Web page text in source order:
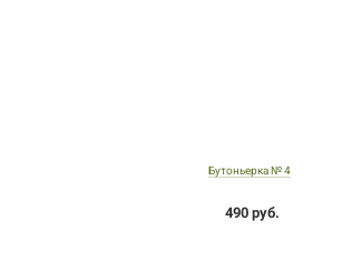
Бутоньерка № 4
490 руб.